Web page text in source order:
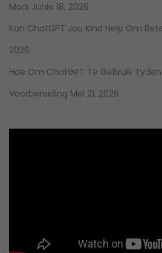
Mors Junie 18, 2026
Kan ChatGPT Jou Kind Help Om
2026
Hoe Om ChatGPT Te Gebruik
Voorbereiding Mei 21, 2026